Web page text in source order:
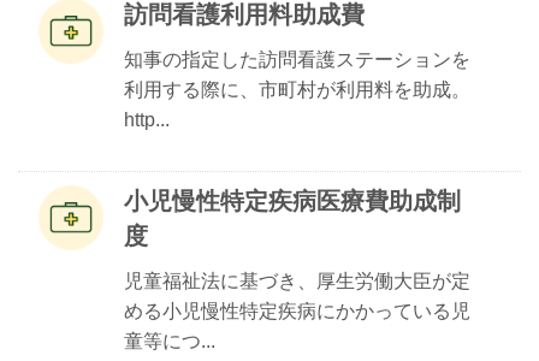
訪問看護利用料助成費
知事の指定した訪問看護ステーションを
利用する際に、市町村が利用料を助成。
http...
小児慢性特定疾病医療費助成制
度
児童福祉法に基づき、厚生労働大臣が定
める小児慢性特定疾病にかかっている児
童等につ...